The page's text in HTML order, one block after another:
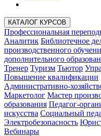
КАТАЛОГ КУРСОВ
Профессиональная
Аналитик Библиотечное
производственного
дополнительного
Тренер Туризм Тьютор
Повышение квалификации
Административно-
Маркетолог Мастер
образования Педагог-
искусства Социальный
Электробезопасность
Вебинары